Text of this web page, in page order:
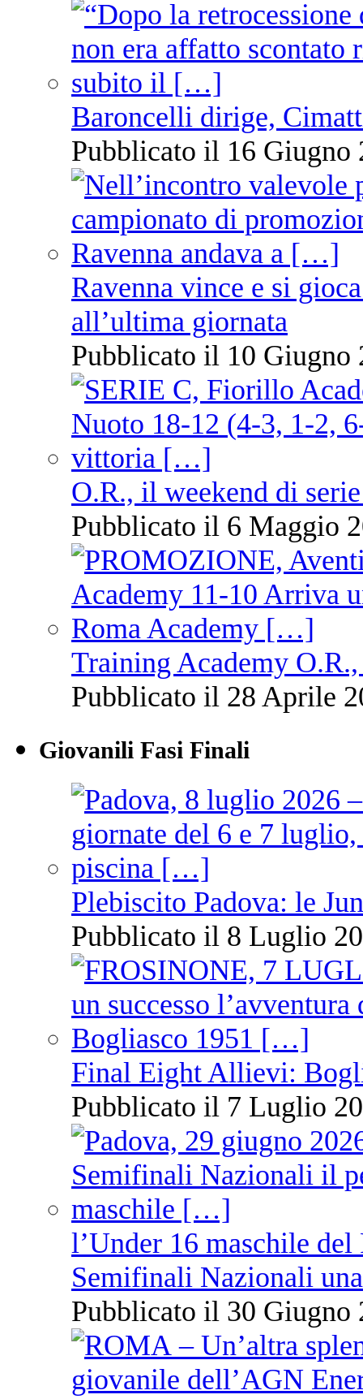
Baroncelli dirige,
Pubblicato il 16 Giugno
Ravenna vince e si
all’ultima giornata
Pubblicato il 10 Giugno
O.R., il weekend di
Pubblicato il 6 Maggio
Training Academy
Pubblicato il 28 Aprile
Giovanili Fasi Finali
Plebiscito Padova: le
Pubblicato il 8 Luglio
Final Eight Allievi:
Pubblicato il 7 Luglio
l’Under 16 maschile
Semifinali Nazionali
Pubblicato il 30 Giugno